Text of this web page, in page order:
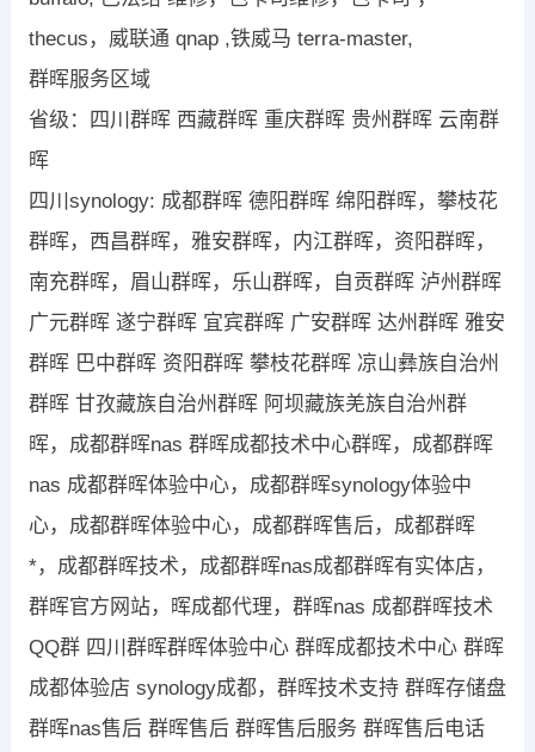
thecus，威联通 qnap ,铁威马 terra-master,
群晖服务区域
省级：四川群晖 西藏群晖 重庆群晖 贵州群晖 云南群
晖
四川synology: 成都群晖 德阳群晖 绵阳群晖，攀枝花
群晖，西昌群晖，雅安群晖，内江群晖，资阳群晖，
南充群晖，眉山群晖，乐山群晖，自贡群晖 泸州群晖
广元群晖 遂宁群晖 宜宾群晖 广安群晖 达州群晖 雅安
群晖 巴中群晖 资阳群晖 攀枝花群晖 凉山彝族自治州
群晖 甘孜藏族自治州群晖 阿坝藏族羌族自治州群
晖，成都群晖nas 群晖成都技术中心群晖，成都群晖
nas 成都群晖体验中心，成都群晖synology体验中
心，成都群晖体验中心，成都群晖售后，成都群晖
*，成都群晖技术，成都群晖nas成都群晖有实体店，
群晖官方网站，晖成都代理，群晖nas 成都群晖技术
QQ群 四川群晖群晖体验中心 群晖成都技术中心 群晖
成都体验店 synology成都，群晖技术支持 群晖存储盘
群晖nas售后 群晖售后 群晖售后服务 群晖售后电话